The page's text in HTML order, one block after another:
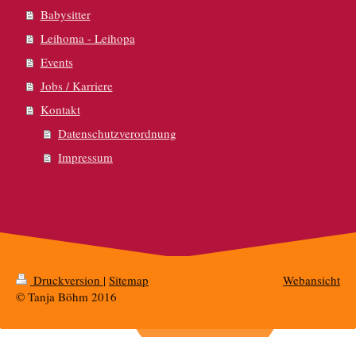
Babysitter
Leihoma - Leihopa
Events
Jobs / Karriere
Kontakt
Datenschutzverordnung
Impressum
Druckversion | Sitemap
© Tanja Böhm 2016
Webansicht